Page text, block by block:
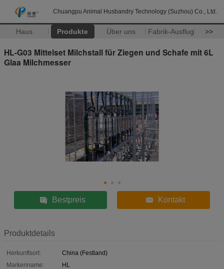
Chuangpu Animal Husbandry Technology (Suzhou) Co., Ltd.
Haus Produkte Über uns Fabrik-Ausflug >>
HL-G03 Mittelset Milchstall für Ziegen und Schafe mit 6L
Glaa Milchmesser
Bestpreis Kontakt
Produktdetails
Herkunftsort:
China (Festland)
Markenname:
HL